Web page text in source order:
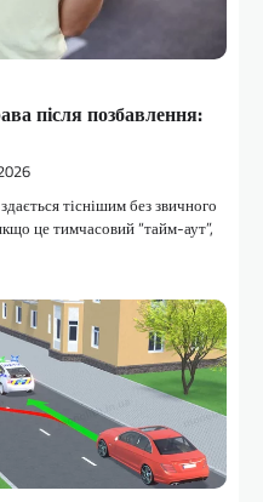
після позбавлення:
тіснішим без звичного
це тимчасовий “тайм-аут”,